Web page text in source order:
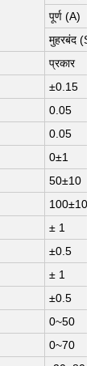
पूर्ण (A)
मुहरबंद (S)
प्रकार
±0.15
0.05
0.05
0±1
50±10
100±10
± 1
±0.5
± 1
±0.5
0~50
0~70